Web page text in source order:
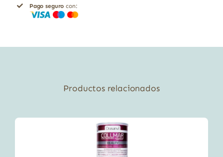
Pago seguro con:
Productos relacionados